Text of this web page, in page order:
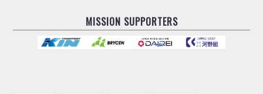
MISSION SUPPORTERS